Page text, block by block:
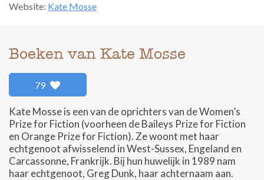
Website: Kate Mosse
Boeken van Kate Mosse
79
Kate Mosse is een van de oprichters van de Women’s
Prize for Fiction (voorheen de Baileys Prize for Fiction
en Orange Prize for Fiction). Ze woont met haar
echtgenoot afwisselend in West-Sussex, Engeland en
Carcassonne, Frankrijk. Bij hun huwelijk in 1989 nam
haar echtgenoot, Greg Dunk, haar achternaam aan.